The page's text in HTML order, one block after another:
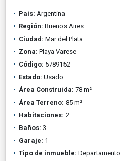
País: Argentina
Región: Buenos Aires
Ciudad: Mar del Plata
Zona: Playa Varese
Código: 5789152
Estado: Usado
Área Construida: 78 m²
Área Terreno: 85 m²
Habitaciones: 2
Baños: 3
Garaje: 1
Tipo de inmueble: Departamento